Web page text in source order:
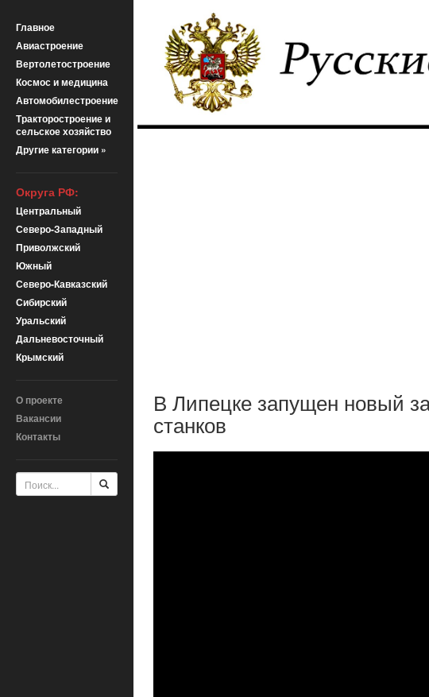
Главное
Авиастроение
Вертолетостроение
Космос и медицина
Автомобилестроение
Тракторостроение и
сельское хозяйство
Другие категории »
Округа РФ:
Центральный
Северо-Западный
Приволжский
Южный
Северо-Кавказский
Сибирский
Уральский
Дальневосточный
Крымский
О проекте
Вакансии
Контакты
В Липецке запущен новый
станков